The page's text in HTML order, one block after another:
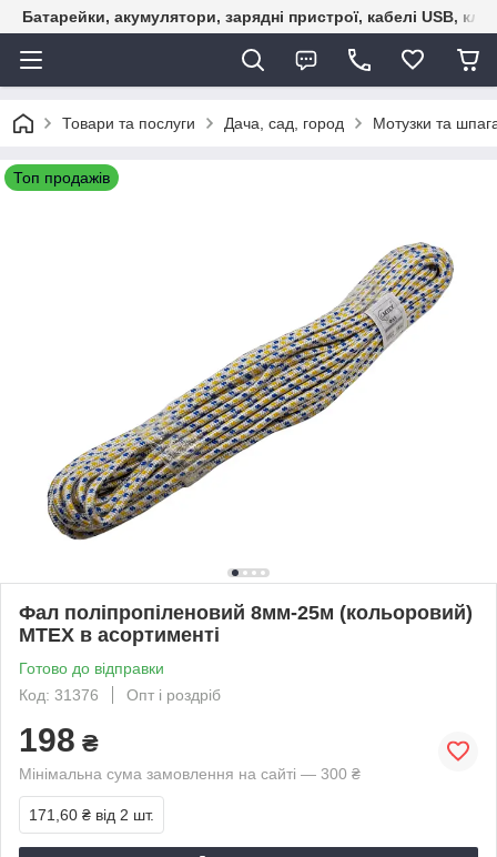
Батарейки, акумулятори, зарядні пристрої, кабелі USB,
Товари та послуги Дача, сад, город Мотузки та
Топ продажів
Фал поліпропіленовий 8мм-25м (кольоровий)
MTEX в асортименті
Готово до відправки
Код: 31376
Опт і роздріб
198 ₴
Мінімальна сума замовлення на сайті — 300 ₴
171,60 ₴ від 2 шт.